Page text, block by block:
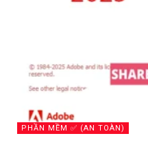
PHẦN MỀM ✅ (AN TOÀN)